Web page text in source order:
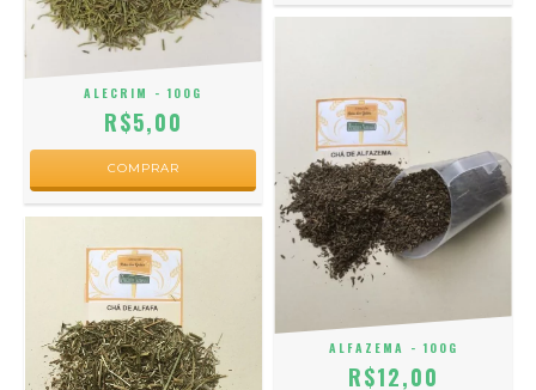
ALECRIM - 100G
R$5,00
ALFAZEMA - 100G
R$12,00